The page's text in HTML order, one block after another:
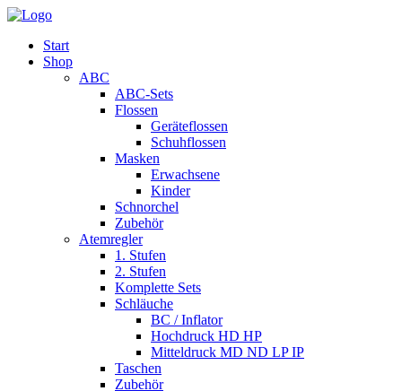
Start
Shop
ABC
ABC-Sets
Flossen
Geräteflossen
Schuhflossen
Masken
Erwachsene
Kinder
Schnorchel
Zubehör
Atemregler
1. Stufen
2. Stufen
Komplette Sets
Schläuche
BC / Inflator
Hochdruck HD HP
Mitteldruck MD ND LP IP
Taschen
Zubehör